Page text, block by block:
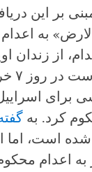
بر این
از زندان
برای
کرد. به
است،
به اعدام